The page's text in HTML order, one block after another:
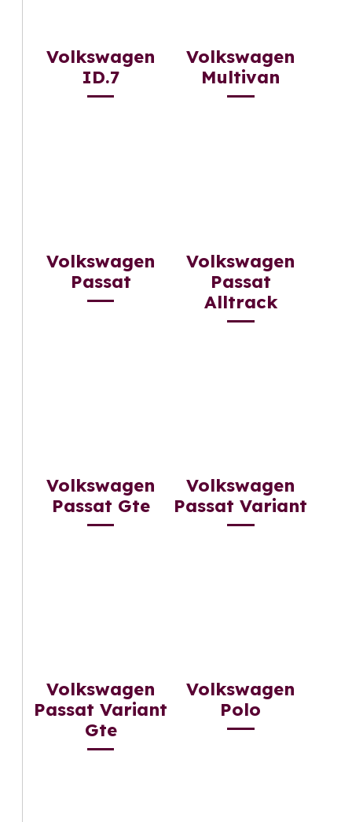
Volkswagen
ID.7
Volkswagen
Multivan
Volkswagen
Passat
Volkswagen
Passat
Alltrack
Volkswagen
Passat Gte
Volkswagen
Passat Variant
Volkswagen
Passat Variant
Gte
Volkswagen
Polo